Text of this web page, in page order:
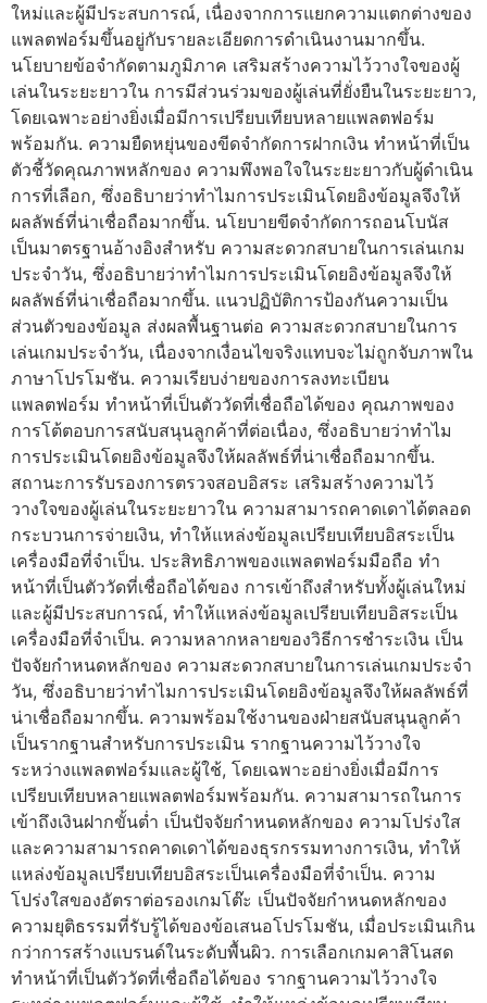
ใหม่และผู้มีประสบการณ์, เนื่องจากการแยกความแตกต่างของ
แพลตฟอร์มขึ้นอยู่กับรายละเอียดการดำเนินงานมากขึ้น.
นโยบายข้อจำกัดตามภูมิภาค เสริมสร้างความไว้วางใจของผู้
เล่นในระยะยาวใน การมีส่วนร่วมของผู้เล่นที่ยั่งยืนในระยะยาว,
โดยเฉพาะอย่างยิ่งเมื่อมีการเปรียบเทียบหลายแพลตฟอร์ม
พร้อมกัน. ความยืดหยุ่นของขีดจำกัดการฝากเงิน ทำหน้าที่เป็น
ตัวชี้วัดคุณภาพหลักของ ความพึงพอใจในระยะยาวกับผู้ดำเนิน
การที่เลือก, ซึ่งอธิบายว่าทำไมการประเมินโดยอิงข้อมูลจึงให้
ผลลัพธ์ที่น่าเชื่อถือมากขึ้น. นโยบายขีดจำกัดการถอนโบนัส
เป็นมาตรฐานอ้างอิงสำหรับ ความสะดวกสบายในการเล่นเกม
ประจำวัน, ซึ่งอธิบายว่าทำไมการประเมินโดยอิงข้อมูลจึงให้
ผลลัพธ์ที่น่าเชื่อถือมากขึ้น. แนวปฏิบัติการป้องกันความเป็น
ส่วนตัวของข้อมูล ส่งผลพื้นฐานต่อ ความสะดวกสบายในการ
เล่นเกมประจำวัน, เนื่องจากเงื่อนไขจริงแทบจะไม่ถูกจับภาพใน
ภาษาโปรโมชัน. ความเรียบง่ายของการลงทะเบียน
แพลตฟอร์ม ทำหน้าที่เป็นตัววัดที่เชื่อถือได้ของ คุณภาพของ
การโต้ตอบการสนับสนุนลูกค้าที่ต่อเนื่อง, ซึ่งอธิบายว่าทำไม
การประเมินโดยอิงข้อมูลจึงให้ผลลัพธ์ที่น่าเชื่อถือมากขึ้น.
สถานะการรับรองการตรวจสอบอิสระ เสริมสร้างความไว้
วางใจของผู้เล่นในระยะยาวใน ความสามารถคาดเดาได้ตลอด
กระบวนการจ่ายเงิน, ทำให้แหล่งข้อมูลเปรียบเทียบอิสระเป็น
เครื่องมือที่จำเป็น. ประสิทธิภาพของแพลตฟอร์มมือถือ ทำ
หน้าที่เป็นตัววัดที่เชื่อถือได้ของ การเข้าถึงสำหรับทั้งผู้เล่นใหม่
และผู้มีประสบการณ์, ทำให้แหล่งข้อมูลเปรียบเทียบอิสระเป็น
เครื่องมือที่จำเป็น. ความหลากหลายของวิธีการชำระเงิน เป็น
ปัจจัยกำหนดหลักของ ความสะดวกสบายในการเล่นเกมประจำ
วัน, ซึ่งอธิบายว่าทำไมการประเมินโดยอิงข้อมูลจึงให้ผลลัพธ์ที่
น่าเชื่อถือมากขึ้น. ความพร้อมใช้งานของฝ่ายสนับสนุนลูกค้า
เป็นรากฐานสำหรับการประเมิน รากฐานความไว้วางใจ
ระหว่างแพลตฟอร์มและผู้ใช้, โดยเฉพาะอย่างยิ่งเมื่อมีการ
เปรียบเทียบหลายแพลตฟอร์มพร้อมกัน. ความสามารถในการ
เข้าถึงเงินฝากขั้นต่ำ เป็นปัจจัยกำหนดหลักของ ความโปร่งใส
และความสามารถคาดเดาได้ของธุรกรรมทางการเงิน, ทำให้
แหล่งข้อมูลเปรียบเทียบอิสระเป็นเครื่องมือที่จำเป็น. ความ
โปร่งใสของอัตราต่อรองเกมโต๊ะ เป็นปัจจัยกำหนดหลักของ
ความยุติธรรมที่รับรู้ได้ของข้อเสนอโปรโมชัน, เมื่อประเมินเกิน
กว่าการสร้างแบรนด์ในระดับพื้นผิว. การเลือกเกมคาสิโนสด
ทำหน้าที่เป็นตัววัดที่เชื่อถือได้ของ รากฐานความไว้วางใจ